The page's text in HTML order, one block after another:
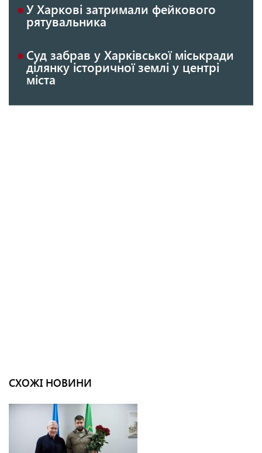
У Харкові затримали фейкового
рятувальника
Суд забрав у Харківської міськради
ділянку історичної землі у центрі
міста
СХОЖІ НОВИНИ